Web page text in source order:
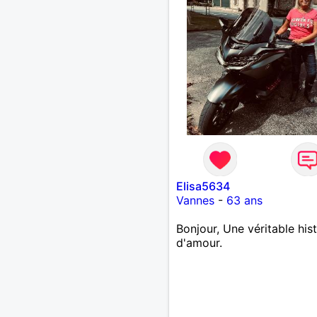
Elisa5634
Vannes- 63 ans
Bonjour, Une véritable
d'amour.